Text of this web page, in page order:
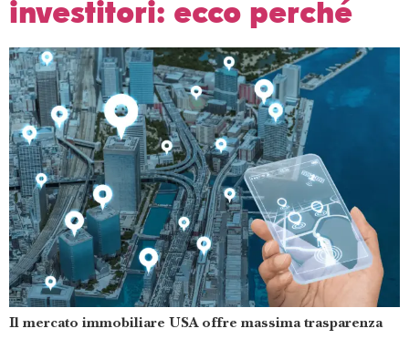
investitori: ecco perché
Il mercato immobiliare USA offre massima trasparenza